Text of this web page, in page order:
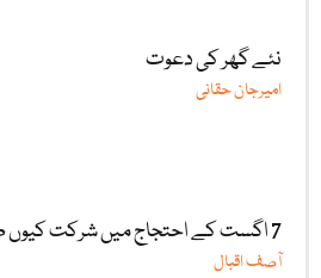
نئے گھر کی دعوت
امیرجان حقانی
7 اگست کے احتجاج میں شرکت کیوں ضروری ہے؟
آصف اقبال